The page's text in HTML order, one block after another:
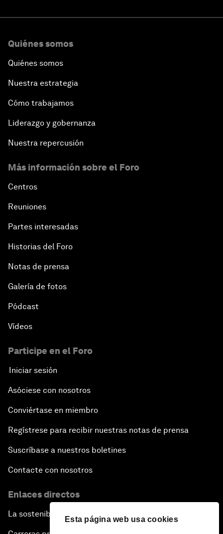
Esta página web usa cookies
Quiénes somos
Quiénes somos
Nuestra estrategia
Cómo trabajamos
Liderazgo y gobernanza
Nuestra repercusión
Más información sobre el Foro
Centros
Reuniones
Partes interesadas
Historias del Foro
Notas de prensa
Galería de fotos
Pódcast
Vídeos
Participe en el Foro
Iniciar sesión
Asóciese con nosotros
Conviértase en miembro
Regístrese para recibir nuestras notas de prensa
Suscríbase a nuestros boletines
Contacte con nosotros
Enlaces directos
La sostenibilidad en el Foro